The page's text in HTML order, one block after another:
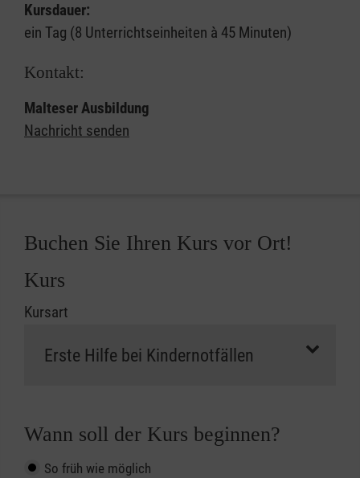
Kursdauer:
ein Tag (8 Unterrichtseinheiten à 45 Minuten)
Kontakt:
Malteser Ausbildung
Nachricht senden
Buchen Sie Ihren Kurs vor Ort!
Kurs
Kursart
Wann soll der Kurs beginnen?
So früh wie möglich